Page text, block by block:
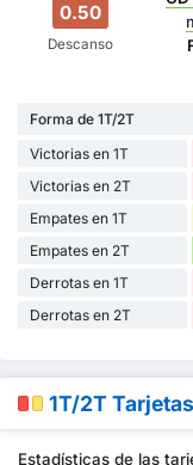
0.50
Descanso
Forma de 1T/2T
Victorias en 1T
Victorias en 2T
Empates en 1T
Empates en 2T
Derrotas en 1T
Derrotas en 2T
1T/2T Tarjetas
Estadísticas de las